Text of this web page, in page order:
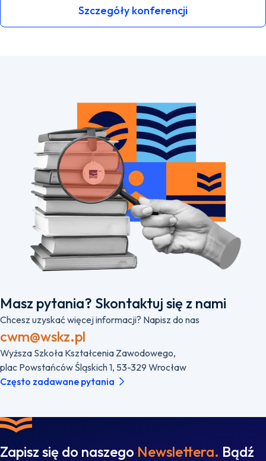
Szczegóły konferencji
Masz pytania? Skontaktuj się z nami
Chcesz uzyskać więcej informacji? Napisz do nas
cwm@wskz.pl
Wyższa Szkoła Kształcenia Zawodowego,
plac Powstańców Śląskich 1, 53-329 Wrocław
Często zadawane pytania
Zapisz się do naszego Newslettera. Bądź